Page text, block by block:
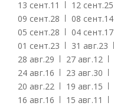
13 сент.11 12 сент.25
09 сент.28 08 сент.14
05 сент.28 04 сент.17
01 сент.23 31 авг.23
28 авг.29 27 авг.12
24 авг.16 23 авг.30
20 авг.22 19 авг.15
16 авг.16 15 авг.11